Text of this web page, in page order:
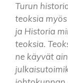
Turun
teoksia
ja Historia
teoksia.
ne käyvät